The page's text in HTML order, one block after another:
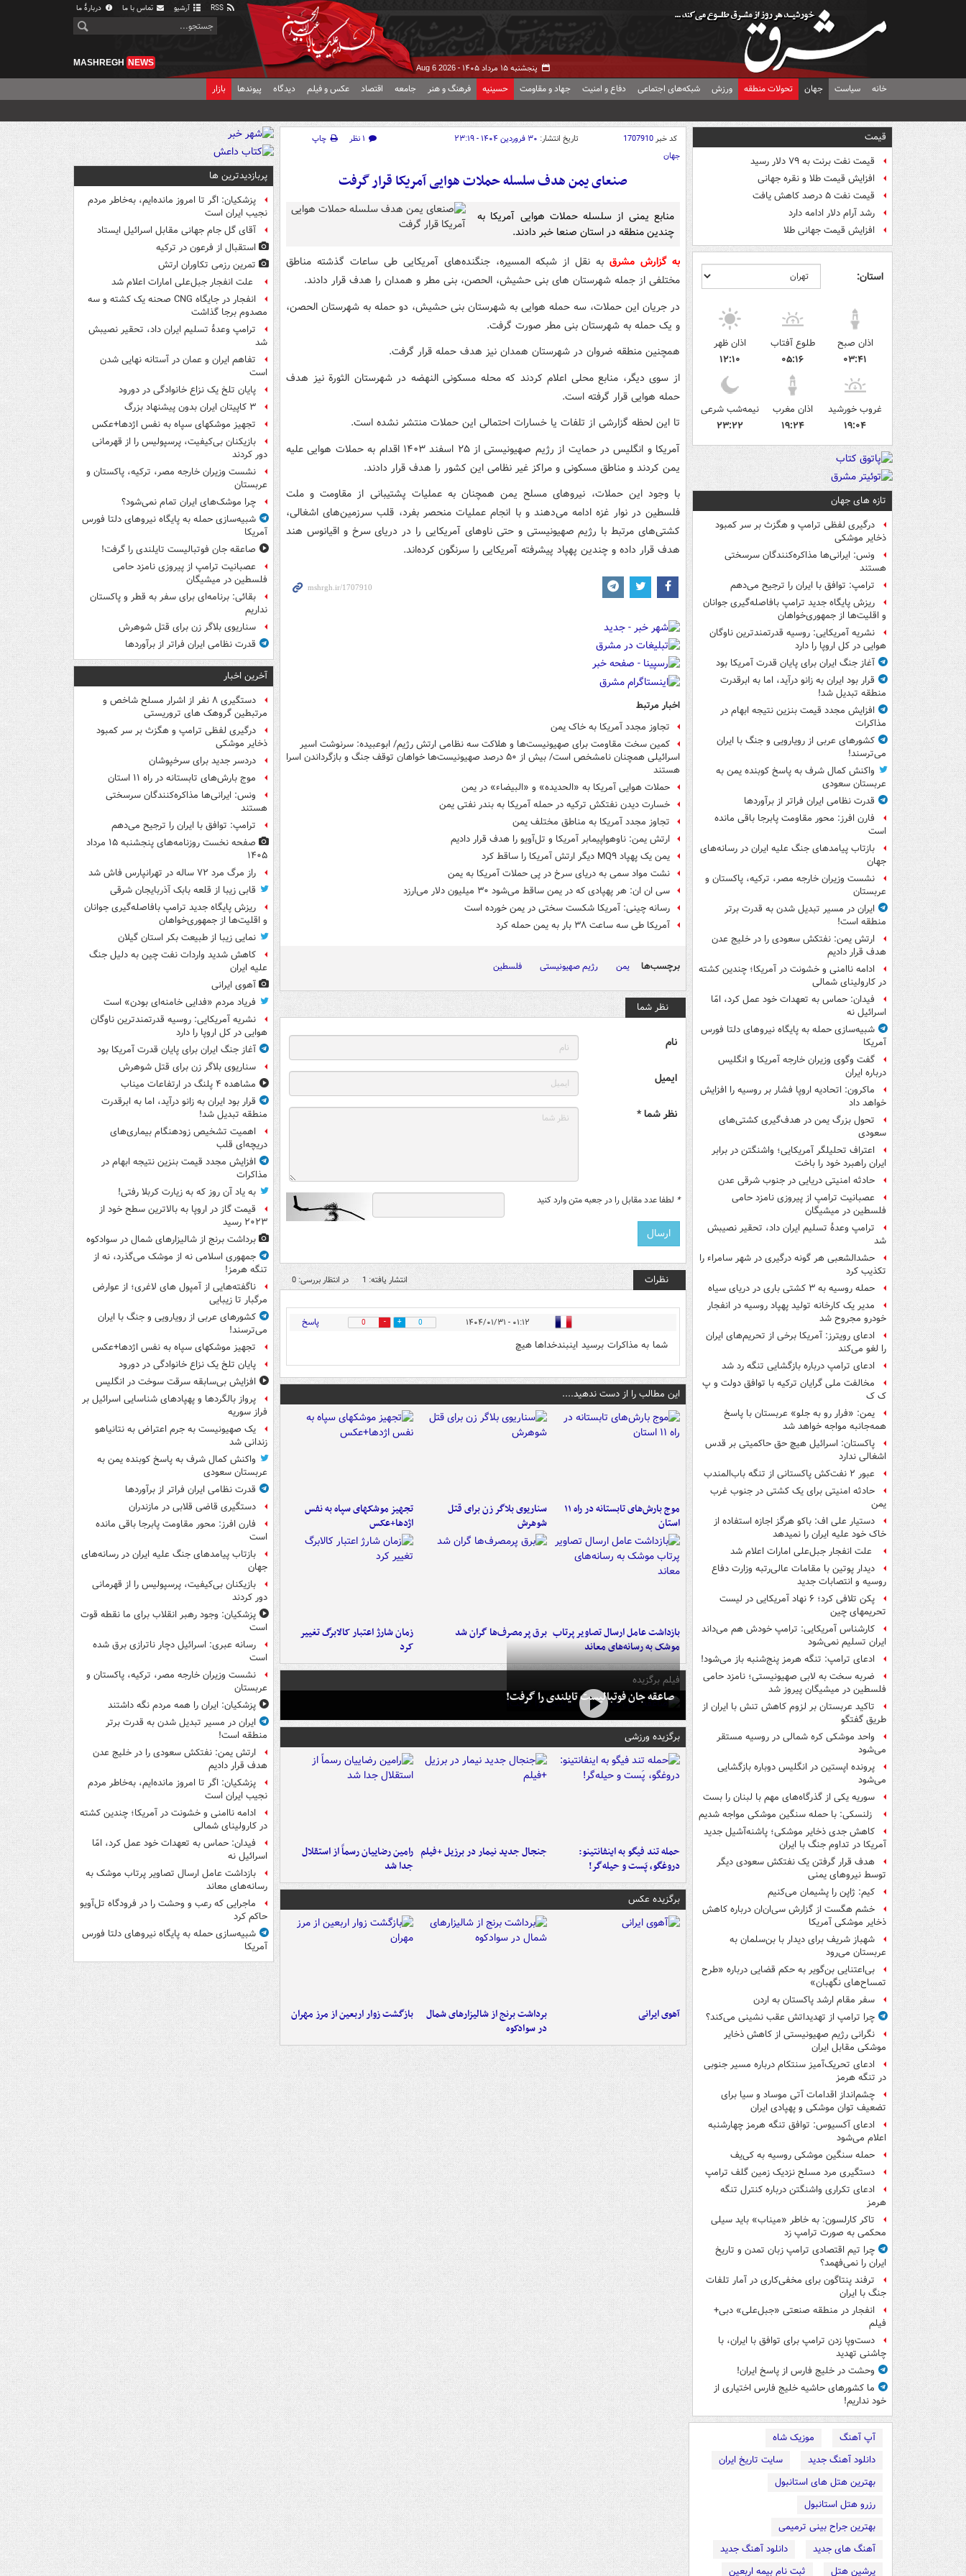
آرشیو تماس با ما دربارهٔ ما
پنجشنبه ۱۵ مرداد ۱۴۰۵ - Aug 6 2026
MASHREGH NEWS
خانه سیاست جهان تحولات منطقه ورزش شبکه‌های اجتماعی دفاع و امنیت جهاد و مقاومت حسینیه فرهنگ و هنر جامعه اقتصاد عکس و فیلم دیدگاه پیوندها بازار
قیمت
قیمت نفت برنت به ۷۹ دلار رسید
افزایش قیمت طلا و نقره جهانی
قیمت نفت ۵ درصد کاهش یافت
رشد آرام دلار ادامه دارد
افزایش قیمت جهانی طلا
استان:
اذان صبح
۰۳:۴۱
طلوع آفتاب
۰۵:۱۶
اذان ظهر
۱۲:۱۰
غروب خورشید
۱۹:۰۴
اذان مغرب
۱۹:۲۴
نیمه‌شب شرعی
۲۳:۲۲
تازه های جهان
درگیری لفظی ترامپ و هگزث بر سر کمبود
ذخایر موشکی
ونس: ایرانی‌ها مذاکره‌کنندگان سرسختی
هستند
ترامپ: توافق با ایران را ترجیح می‌دهم
ریزش پایگاه جدید ترامپ بافاصله‌گیری جوانان
و اقلیت‌ها از جمهوری‌خواهان
نشریه آمریکایی: روسیه قدرتمندترین ناوگان
هوایی در کل اروپا را دارد
آغاز جنگ ایران برای پایان قدرت آمریکا بود
قرار بود ایران به زانو درآید، اما به ابرقدرت
منطقه تبدیل شد!
افزایش مجدد قیمت بنزین نتیجه ابهام در
مذاکرات
کشورهای عربی از رویارویی و جنگ با ایران
می‌ترسند!
واکنش کمال شرف به پاسخ کوبنده یمن به
عربستان سعودی
قدرت نظامی ایران فراتر از برآوردها
فارن افرز: محور مقاومت پابرجا باقی مانده
است
بازتاب پیامدهای جنگ علیه ایران در رسانه‌های
جهان
نشست وزیران خارجه مصر، ترکیه، پاکستان و
عربستان
ایران در مسیر تبدیل شدن به قدرت برتر
منطقه است!
ارتش یمن: نفتکش سعودی را در خلیج عدن
هدف قرار دادیم
ادامه ناامنی و خشونت در آمریکا؛ چندین کشته
در کارولینای شمالی
فیدان: حماس به تعهدات خود عمل کرد، امّا
اسرائیل نه
شبیه‌سازی حمله به پایگاه نیروهای دلتا فورس
آمریکا
گفت وگوی وزیران خارجه آمریکا و انگلیس
درباره ایران
ماکرون: اتحادیه اروپا فشار بر روسیه را افزایش
خواهد داد
تحول بزرگ یمن در هدف‌گیری کشتی‌های
سعودی
اعتراف تحلیلگر آمریکایی؛ واشنگتن در برابر
ایران راهبرد خود را باخت
حادثه امنیتی دریایی در جنوب شرقی عدن
عصبانیت ترامپ از پیروزی نامزد حامی
فلسطین در میشیگان
ترامپ وعدۀ تسلیم ایران داد، تحقیر نصیبش
شد
حشدالشعبی هر گونه درگیری در شهر سامراء را
تکذیب کرد
حمله روسیه به ۳ کشتی باری در دریای سیاه
مدیر یک کارخانه تولید پهپاد روسیه در انفجار
خودرو مجروح شد
ادعای رویترز: آمریکا برخی از تحریم‌های ایران
را لغو می‌کند
ادعای ترامپ درباره بازگشایی تنگه رد شد
مخالفت ملی گرایان ترکیه با توافق دولت و پ
ک ک
یمن: «فرار رو به جلو» عربستان با پاسخ
همه‌جانبه‌ مواجه خواهد شد
پاکستان: اسرائیل هیچ حق حاکمیتی بر قدس
اشغالی ندارد
عبور ۲ نفت‌کش پاکستانی از تنگه باب‌المندب
حادثه امنیتی برای یک کشتی در جنوب غرب
یمن
دستیار علی اف: باکو هرگز اجازه استفاده از
خاک خود علیه ایران را نمیدهد
علت انفجار جبل‌علی امارات اعلام شد
دیدار پوتین با مقامات عالی‌رتبه وزارت دفاع
روسیه و انتصابات جدید
پکن تلافی کرد؛ ۶ نهاد آمریکایی در لیست
تحریمهای چین
کارشناس آمریکایی: ترامپ خودش هم می‌داند
ایران تسلیم نمی‌شود
ادعای ترامپ: تنگه هرمز پنج‌شنبه باز می‌شود!
ضربه سخت به لابی صهیونیستی؛ نامزد حامی
فلسطین در میشیگان پیروز شد
تاکید عربستان بر لزوم کاهش تنش با ایران از
طریق گفتگو
واحد موشکی کره شمالی در روسیه مستقر
می‌شود
پرونده اپستین در انگلیس دوباره بازگشایی
می‌شود
سوریه یکی از گذرگاه‌های مهم با لبنان را بست
زلنسکی: با حمله سنگین موشکی مواجه شدیم
کاهش جدی ذخایر موشکی؛ پاشنه‌آشیل جدید
آمریکا در تداوم جنگ با ایران
هدف قرار گرفتن یک نفتکش سعودی دیگر
توسط نیروهای یمنی
کیم: ژاپن را پشیمان می‌کنیم
خشم هگست از گزارش سی‌ان‌ان درباره کاهش
ذخایر موشکی آمریکا
شهباز شریف برای دیدار با بن‌سلمان به
عربستان می‌رود
بی‌اعتنایی بن‌گویر به حکم قضایی درباره «طرح
تمساح‌های نگهبان»
سفر مقام ارشد پاکستان به اردن
چرا ترامپ از تهدیداتش عقب نشینی می‌کند؟
نگرانی رژیم صهیونیستی از کاهش ذخایر
موشکی مقابل ایران
ادعای تحریک‌آمیز سنتکام درباره مسیر جنوبی
در تنگه هرمز
چشم‌انداز اقدامات آتی موساد و سیا برای
تضعیف توان موشکی و پهپادی ایران
ادعای آکسیوس: توافق تنگه هرمز چهارشنبه
اعلام می‌شود
حمله سنگین موشکی روسیه به کی‌یف
دستگیری مرد مسلح نزدیک زمین گلف ترامپ
ادعای تکراری واشنگتن درباره کنترل تنگه
هرمز
تاکر کارلسون: به خاطر «میناب» باید سیلی
محکمی به صورت ترامپ زد
چرا تیم اقتصادی ترامپ زبان تمدن و تاریخ
ایران را نمی‌فهمد؟
ترفند پنتاگون برای مخفی‌کاری در آمار تلفات
جنگ با ایران
انفجار در منطقه صنعتی «جبل‌علی» دبی+
فیلم
دست‌وپا زدن ترامپ برای توافق با ایران، با
چاشنی تهدید
وحشت در خلیج فارس از پاسخ ایران!
ما کشورهای حاشیه خلیج فارس اختیاری از
خود نداریم!
آپ آهنگ
موزیک شاه
دانلود آهنگ جدید
سایت تاریخ ایران
بهترین هتل های استانبول
رزرو هتل استانبول
بهترین جراح بینی ترمیمی
آهنگ های جدید
دانلود آهنگ جدید
پرشین هتل
ثبت نام بیمه اربعین
کد خبر1707910 تاریخ انتشار: ۳۰ فروردین ۱۴۰۴ - ۲۳:۱۹ ۱ نظر
چاپ
جهان
صنعای یمن هدف سلسله حملات هوایی آمریکا قرار گرفت
منابع یمنی از سلسله حملات هوایی آمریکا به
چندین منطقه در استان صنعا خبر دادند.
به گزارش مشرق به نقل از شبکه المسیره، جنگنده‌های آمریکایی طی ساعات گذشته مناطق
مختلفی از جمله شهرستان های بنی حشیش، الحصن، بنی مطر و همدان را هدف قرار دادند.
در جریان این حملات، سه حمله هوایی به شهرستان بنی حشیش، دو حمله به شهرستان الحصن،
و یک حمله به شهرستان بنی مطر صورت گرفت.
همچنین منطقه ضروان در شهرستان همدان نیز هدف حمله قرار گرفت.
از سوی دیگر، منابع محلی اعلام کردند که محله مسکونی النهضه در شهرستان الثورة نیز هدف
حمله هوایی قرار گرفته است.
تا این لحظه گزارشی از تلفات یا خسارات احتمالی این حملات منتشر نشده است.
آمریکا و انگلیس در حمایت از رژیم صهیونیستی از ۲۵ اسفند ۱۴۰۳ اقدام به حملات هوایی علیه
یمن کردند و مناطق مسکونی و مراکز غیر نظامی این کشور را هدف قرار دادند.
با وجود این حملات، نیروهای مسلح یمن همچنان به عملیات پشتیبانی از مقاومت و ملت
فلسطین در نوار غزه ادامه می‌دهند و با انجام عملیات منحصر بفرد، قلب سرزمین‌های اشغالی،
کشتی‌های مرتبط با رژیم صهیونیستی و حتی ناوهای آمریکایی را در دریای سرخ و اقیانوس هند
هدف قرار داده و چندین پهپاد پیشرفته آمریکایی را سرنگون کرده‌اند.
اخبار مرتبط
تجاوز مجدد آمریکا به خاک یمن
کمین سخت مقاومت برای صهیونیست‌ها و هلاکت سه نظامی ارتش رژیم/ ابوعبیده: سرنوشت اسیر
اسرائیلی همچنان نامشخص است/ بیش از ۵۰ درصد صهیونیست‌ها خواهان توقف جنگ و بازگرداندن اسرا
هستند
حملات هوایی آمریکا به «الحدیده» و «البیضاء» در یمن
خسارت دیدن نفتکش ترکیه در حمله آمریکا به بندر نفتی یمن
تجاوز مجدد آمریکا به مناطق مختلف یمن
ارتش یمن: ناوهواپیمابر آمریکا و تل‌آویو را هدف قرار دادیم
یمن یک پهپاد MQ۹ دیگر ارتش آمریکا را ساقط کرد
نشت مواد سمی به دریای سرخ در پی حملات آمریکا به یمن
سی ان ان: هر پهپادی که در یمن ساقط می‌شود ۳۰ میلیون دلار می‌ارزد
رسانه چینی: آمریکا شکست سختی در یمن خورده است
آمریکا طی سه ساعت ۳۸ بار به یمن حمله کرد
برچسب‌ها یمن رژیم صهیونیستی فلسطین
نظر شما
نام
ایمیل
نظر شما *
* لطفا عدد مقابل را در جعبه متن وارد کنید
نظرات انتشار یافته: 1 در انتظار بررسی: 0
۰۱:۱۲ - ۱۴۰۴/۰۱/۳۱ 0
0 پاسخ
شما به مذاکرات برسید اینبندخداها هیچ
این مطالب را از دست ندهید....
موج بارش‌های تابستانه در راه ۱۱
استان
سناریوی بلاگر زن برای قتل
شوهرش
تجهیز موشکهای سپاه به نفس
اژدها+عکس
بازداشت عامل ارسال تصاویر پرتاب
موشک به رسانه‌های معاند
برق پرمصرف‌ها گران شد
زمان شارژ اعتبار کالابرگ تغییر
کرد
فیلم برگزیده
صاعقه جان فوتبالیست تایلندی را گرفت!
برگزیده ورزشی
حمله تند فیگو به اینفانتینو:
دروغگو، پَست‌ و حیله‌گر!
جنجال جدید نیمار در برزیل +فیلم رامین رضاییان رسماً از استقلال
جدا شد
برگزیده عکس
آهوی ایرانی
برداشت برنج از شالیزارهای شمال
در سوادکوه
بازگشت زوار اربعین از مرز مهران
پربازدیدترین ها
پزشکیان: اگر تا امروز مانده‌ایم، به‌خاطر مردم
نجیب ایران است
آقای گل جام جهانی مقابل اسرائیل ایستاد
استقبال از فرعون در ترکیه
تمرین رزمی تکاوران ارتش
علت انفجار جبل‌علی امارات اعلام شد
انفجار در جایگاه CNG صحنه یک کشته و سه
مصدوم برجا گذاشت
ترامپ وعدۀ تسلیم ایران داد، تحقیر نصیبش
شد
تفاهم ایران و عمان در آستانه نهایی شدن
است
پایان تلخ یک نزاع خانوادگی در دورود
۳ کاپیتان ایران بدون پیشنهاد بزرگ
تجهیز موشکهای سپاه به نفس اژدها+عکس
بازیکنان بی‌کیفیت، پرسپولیس را از قهرمانی
دور کردند
نشست وزیران خارجه مصر، ترکیه، پاکستان و
عربستان
چرا موشک‌های ایران تمام نمی‌شود؟
شبیه‌سازی حمله به پایگاه نیروهای دلتا فورس
آمریکا
صاعقه جان فوتبالیست تایلندی را گرفت!
عصبانیت ترامپ از پیروزی نامزد حامی
فلسطین در میشیگان
بقائی: برنامه‌ای برای سفر به قطر و پاکستان
نداریم
سناریوی بلاگر زن برای قتل شوهرش
قدرت نظامی ایران فراتر از برآوردها
آخرین اخبار
دستگیری ۸ نفر از اشرار مسلح شاخص و
مرتبطین گروهک های تروریستی
درگیری لفظی ترامپ و هگزث بر سر کمبود
ذخایر موشکی
دردسر جدید برای سرخپوشان
موج بارش‌های تابستانه در راه ۱۱ استان
ونس: ایرانی‌ها مذاکره‌کنندگان سرسختی
هستند
ترامپ: توافق با ایران را ترجیح می‌دهم
صفحه نخست روزنامه‌های پنجشنبه ۱۵ مرداد
۱۴۰۵
راز مرگ مرد ۷۲ ساله در تهرانپارس فاش شد
قابی زیبا از قلعه بابک آذربایجان شرقی
ریزش پایگاه جدید ترامپ بافاصله‌گیری جوانان
و اقلیت‌ها از جمهوری‌خواهان
نمایی زیبا از طبیعت بکر استان گیلان
کاهش شدید واردات نفت چین به دلیل جنگ
علیه ایران
آهوی ایرانی
فریاد مردم «فدایی خامنه‌ای بودن» است
نشریه آمریکایی: روسیه قدرتمندترین ناوگان
هوایی در کل اروپا را دارد
آغاز جنگ ایران برای پایان قدرت آمریکا بود
سناریوی بلاگر زن برای قتل شوهرش
مشاهده ۴ پلنگ در ارتفاعات میناب
قرار بود ایران به زانو درآید، اما به ابرقدرت
منطقه تبدیل شد!
اهمیت تشخیص زودهنگام بیماری‌های
دریچه‌ای قلب
افزایش مجدد قیمت بنزین نتیجه ابهام در
مذاکرات
به یاد آن روز که به زیارت کربلا رفتی!
قیمت گاز در اروپا به بالاترین سطح خود از
۲۰۲۳ رسید
برداشت برنج از شالیزارهای شمال در سوادکوه
جمهوری اسلامی نه از موشک می‌گذرد، نه از
تنگه هرمز!
ناگفته‌هایی از آمپول های لاغری؛ از عوارض
مرگبار تا زیبایی
کشورهای عربی از رویارویی و جنگ با ایران
می‌ترسند!
تجهیز موشکهای سپاه به نفس اژدها+عکس
پایان تلخ یک نزاع خانوادگی در دورود
افزایش بی‌سابقه سرقت سوخت در انگلیس
پرواز بالگردها و پهپادهای شناسایی اسرائیل بر
فراز سوریه
یک صهیونیست به جرم اعتراض به نتانیاهو
زندانی شد
واکنش کمال شرف به پاسخ کوبنده یمن به
عربستان سعودی
قدرت نظامی ایران فراتر از برآوردها
دستگیری قاضی قلابی در مازندران
فارن افرز: محور مقاومت پابرجا باقی مانده
است
بازتاب پیامدهای جنگ علیه ایران در رسانه‌های
جهان
بازیکنان بی‌کیفیت، پرسپولیس را از قهرمانی
دور کردند
پزشکیان: وجود رهبر انقلاب برای ما نقطه قوت
است
رسانه عبری: اسرائیل دچار ناترازی برق شده
است
نشست وزیران خارجه مصر، ترکیه، پاکستان و
عربستان
پزشکیان: ایران را همه مردم نگه داشتند
ایران در مسیر تبدیل شدن به قدرت برتر
منطقه است!
ارتش یمن: نفتکش سعودی را در خلیج عدن
هدف قرار دادیم
پزشکیان: اگر تا امروز مانده‌ایم، به‌خاطر مردم
نجیب ایران است
ادامه ناامنی و خشونت در آمریکا؛ چندین کشته
در کارولینای شمالی
فیدان: حماس به تعهدات خود عمل کرد، امّا
اسرائیل نه
بازداشت عامل ارسال تصاویر پرتاب موشک به
رسانه‌های معاند
ماجرایی که رعب و وحشت را در فرودگاه تل‌آویو
حاکم کرد
شبیه‌سازی حمله به پایگاه نیروهای دلتا فورس
آمریکا